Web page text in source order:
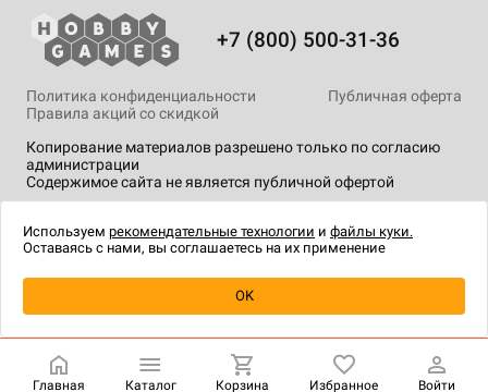
Уведомить о наличии
+7 (800) 500-31-36
Копирование материалов разрешено только по согласию
администрации
Содержимое сайта не является публичной офертой
Политика конфиденциальности
Публичная оферта
Правила акций со скидкой
технологии.
Главная Каталог Корзина Избранное Войти
Используем рекомендательные технологии и файлы куки.
Оставаясь с нами, вы соглашаетесь на их применение
OK